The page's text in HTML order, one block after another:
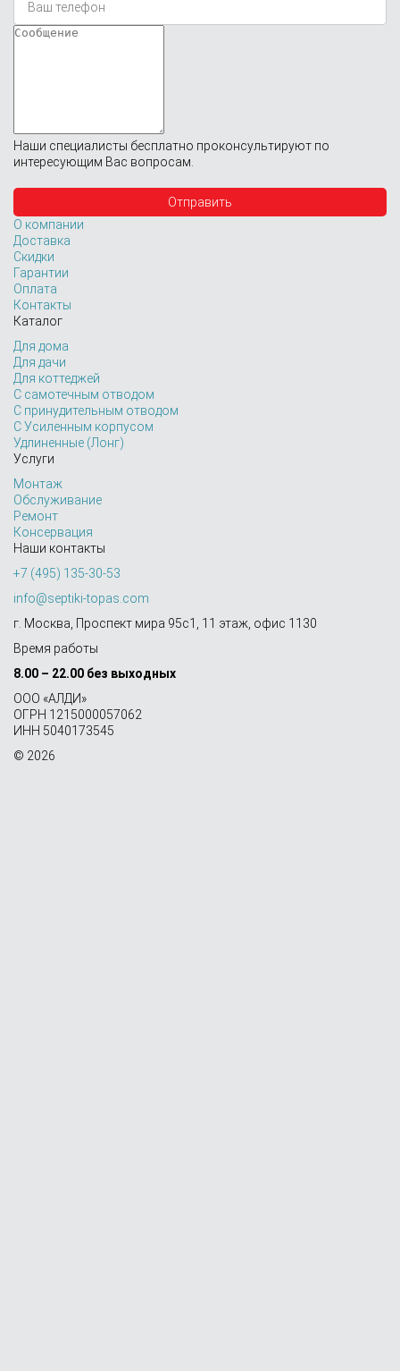
Наши специалисты бесплатно проконсультируют по
интересующим Вас вопросам.
О компании
Доставка
Скидки
Гарантии
Оплата
Контакты
Каталог
Для дома
Для дачи
Для коттеджей
С самотечным отводом
С принудительным отводом
С Усиленным корпусом
Удлиненные (Лонг)
Услуги
Монтаж
Обслуживание
Ремонт
Консервация
Наши контакты
+7 (495) 135-30-53
info@septiki-topas.com
г. Москва, Проспект мира 95с1, 11 этаж, офис 1130
Время работы
8.00 – 22.00 без выходных
OOO «АЛДИ»
ОГРН 1215000057062
ИНН 5040173545
© 2026